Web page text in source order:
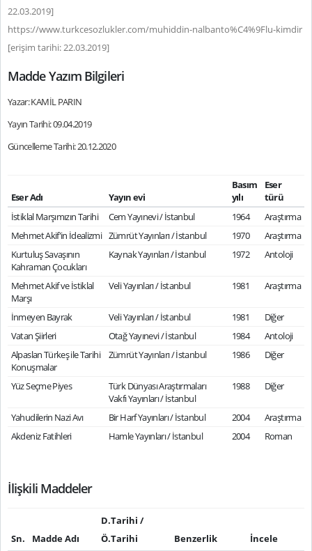
22.03.2019]
https://www.turkcesozlukler.com/muhiddin-nalbanto%C4%9Flu-kimdir
[erişim tarihi: 22.03.2019]
Madde Yazım Bilgileri
Yazar: KAMİL PARIN
Yayın Tarihi: 09.04.2019
Güncelleme Tarihi: 20.12.2020
Eser Adı Yayın evi
Basım
yılı
Eser
türü
İstiklal Marşımızın Tarihi
Cem Yayınevi / İstanbul 1964
Araştırma
Mehmet Akif'in İdealizmi Zümrüt Yayınları / İstanbul 1970
Araştırma
Kurtuluş Savaşının
Kahraman Çocukları
Kaynak Yayınları / İstanbul 1972 Antoloji
Mehmet Akif ve İstiklal
Marşı
Veli Yayınları / İstanbul 1981 Araştırma
İnmeyen Bayrak Veli Yayınları / İstanbul 1981
Diğer
Vatan Şiirleri
Otağ Yayınevi / İstanbul 1984
Antoloji
Alpaslan Türkeş ile Tarihi
Konuşmalar
Zümrüt Yayınları / İstanbul 1986 Diğer
Yüz Seçme Piyes
Türk Dünyası Araştırmaları
Vakfı Yayınları / İstanbul
1988 Diğer
Yahudilerin Nazi Avı Bir Harf Yayınları / İstanbul 2004
Araştırma
Akdeniz Fatihleri
Hamle Yayınları / İstanbul 2004 Roman
İlişkili Maddeler
Sn. Madde Adı
D.Tarihi /
Ö.Tarihi
Benzerlik
İncele